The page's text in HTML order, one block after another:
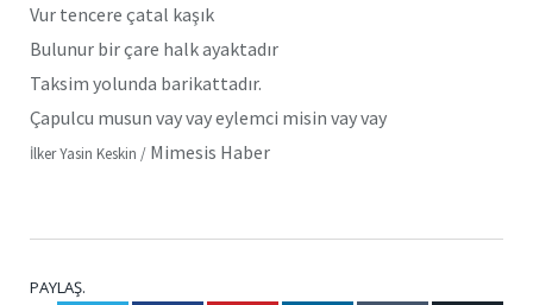
Vur tencere çatal kaşık
Bulunur bir çare halk ayaktadır
Taksim yolunda barikattadır.
Çapulcu musun vay vay eylemci misin vay vay
İlker Yasin Keskin / Mimesis Haber
PAYLAŞ.